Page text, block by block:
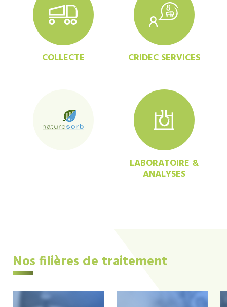
COLLECTE CRIDEC SERVICES
LABORATOIRE &
ANALYSES
Nos filières de traitement